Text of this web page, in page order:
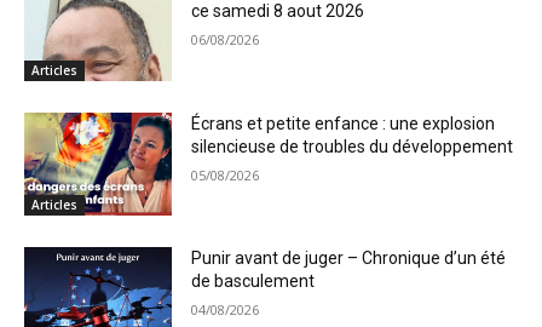
Articles
ce samedi 8 aout 2026
06/08/2026
Articles
Écrans et petite enfance : une explosion
silencieuse de troubles du développement
05/08/2026
Punir avant de juger – Chronique d’un été
de basculement
04/08/2026